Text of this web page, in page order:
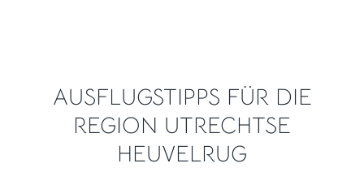
AUSFLUGSTIPPS FÜR DIE
REGION UTRECHTSE
HEUVELRUG